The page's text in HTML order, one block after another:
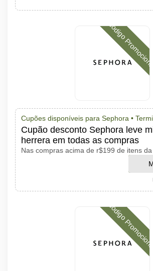
Código Promocional
Cupões disponíveis para Sephora •
Cupão desconto Sephora leve
herrera em todas as compras
Nas compras acima de r$199 de itens
Código Promocional